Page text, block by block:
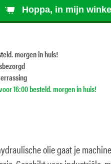
Hoppa, in mijn
morgen in huis!
16:00 besteld. morgen in huis!
olie gaat je